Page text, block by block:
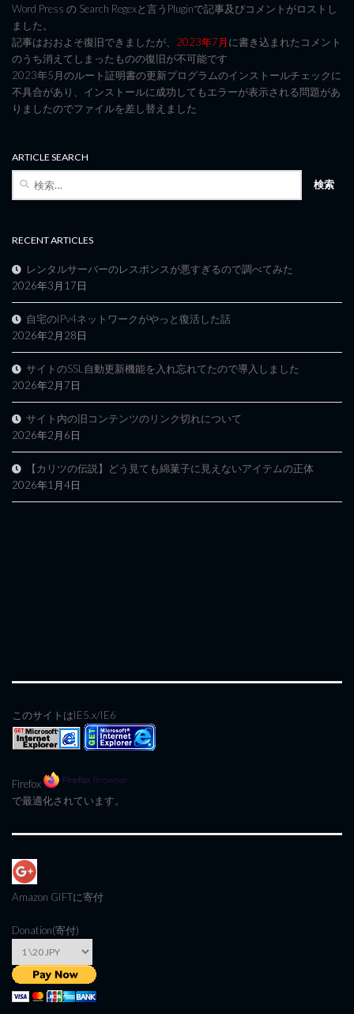
Word Press の Search Regexと言うPluginで記事及びコメントがロストし
ました。
記事はおおよそ復旧できましたが、 2023年7月に書き込まれたコメント
のうち消えてしまったものの復旧が不可能です
2023年5月のルート証明書の更新プログラムのインストールチェックに
不具合があり、インストールに成功してもエラーが表示される問題があ
りましたのでファイルを差し替えました
ARTICLE SEARCH
RECENT ARTICLES
レンタルサーバーのレスポンスが悪すぎるので調べてみた
2026年3月17日
自宅のIPv4ネットワークがやっと復活した話
2026年2月28日
サイトのSSL自動更新機能を入れ忘れてたので導入しました
2026年2月7日
サイト内の旧コンテンツのリンク切れについて
2026年2月6日
【カリツの伝説】どう見ても綿菓子に見えないアイテムの正体
2026年1月4日
このサイトはIE5.x/IE6
Firefox
で最適化されています。
Amazon GIFTに寄付
Donation(寄付)